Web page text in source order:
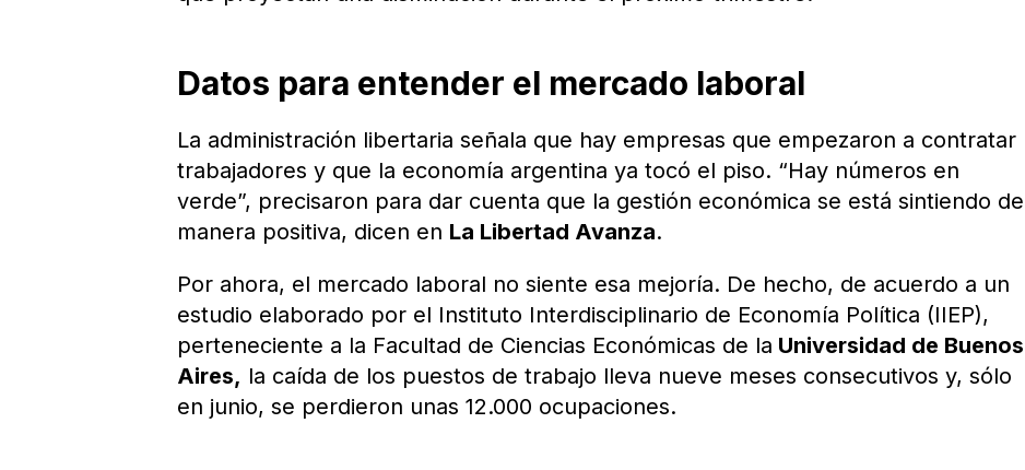
Datos para entender el mercado laboral
La administración libertaria señala que hay empresas que empezaron a contratar
trabajadores y que la economía argentina ya tocó el piso. “Hay números en
verde”, precisaron para dar cuenta que la gestión económica se está sintiendo de
manera positiva, dicen en La Libertad Avanza.
Por ahora, el mercado laboral no siente esa mejoría. De hecho, de acuerdo a un
estudio elaborado por el Instituto Interdisciplinario de Economía Política (IIEP),
perteneciente a la Facultad de Ciencias Económicas de la Universidad de Buenos
Aires, la caída de los puestos de trabajo lleva nueve meses consecutivos y, sólo
en junio, se perdieron unas 12.000 ocupaciones.